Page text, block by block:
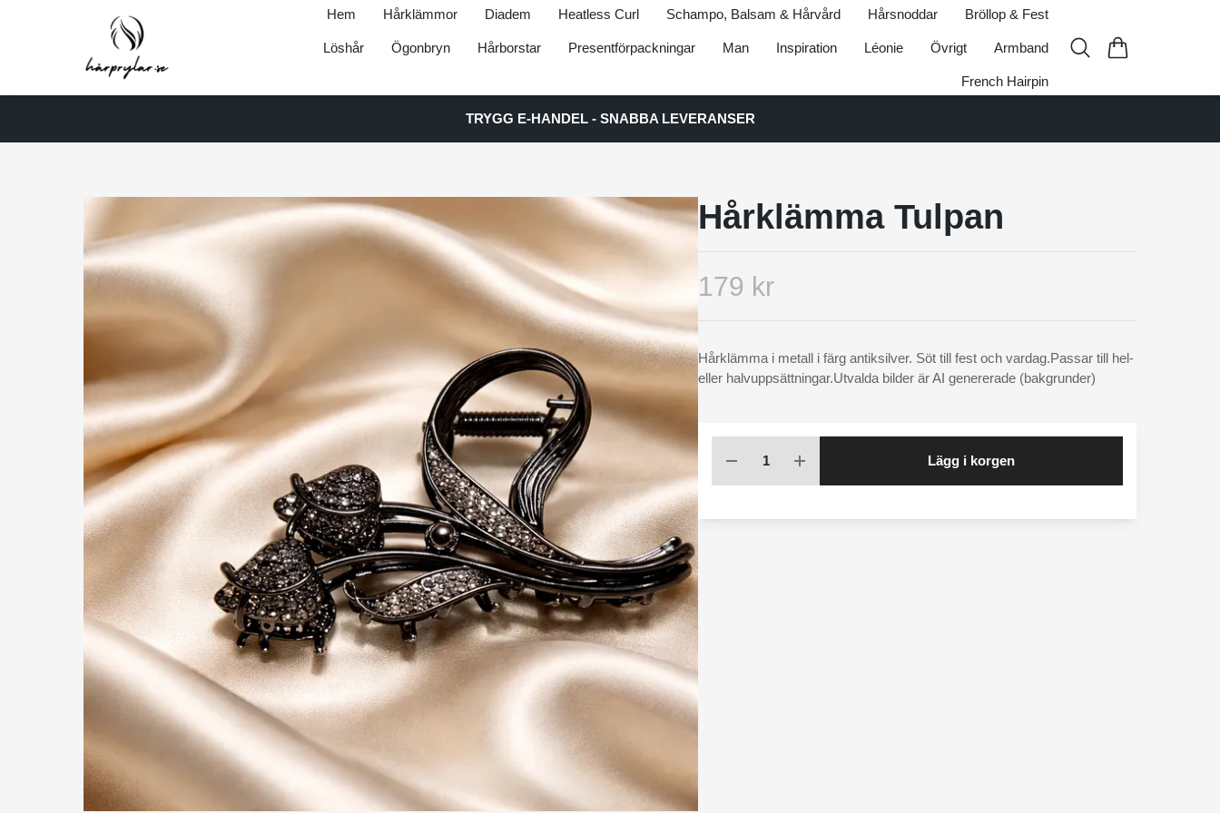
Hem Hårklämmor Diadem Heatless Curl Schampo, Balsam & Hårvård Hårsnoddar Bröllop & Fest
Löshår Ögonbryn Hårborstar Presentförpackningar Man Inspiration Léonie Övrigt Armband
French Hairpin
TRYGG E-HANDEL - SNABBA LEVERANSER
Hårklämma Tulpan
179 kr
Hårklämma i metall i färg antiksilver. Söt till fest och vardag.Passar till hel-
eller halvuppsättningar.Utvalda bilder är AI genererade (bakgrunder)
Lägg i korgen